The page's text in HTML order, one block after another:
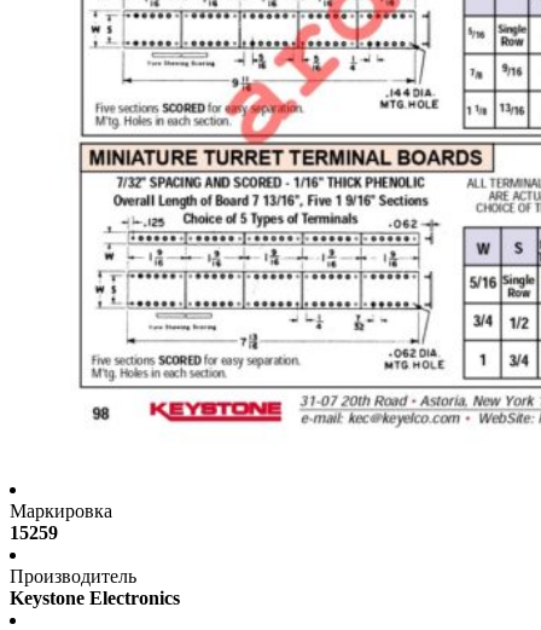
Маркировка
15259
Производитель
Keystone Electronics